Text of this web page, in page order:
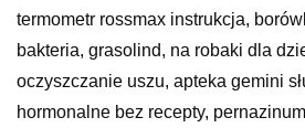
termometr rossmax instrukcja,
bakteria, grasolind, na robaki dla
oczyszczanie uszu, apteka gemini
hormonalne bez recepty,